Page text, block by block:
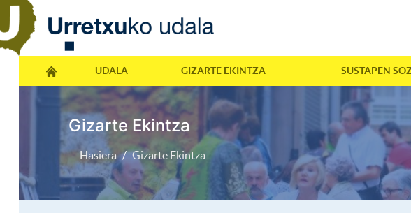
UDALA GIZARTE EKINTZA SUSTAPEN
Gizarte Ekintza
Hasiera Gizarte Ekintza